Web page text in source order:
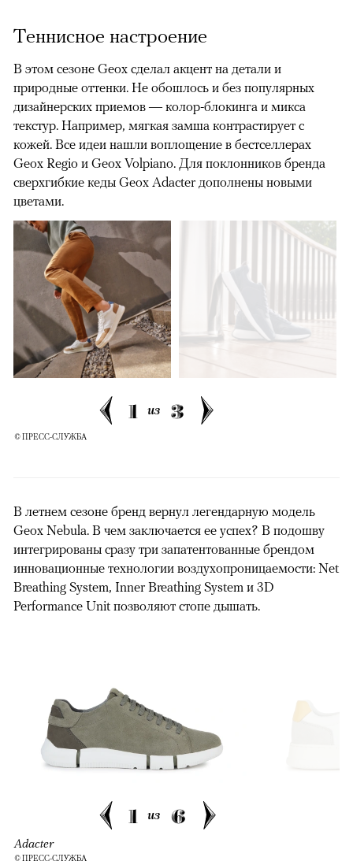
Теннисное настроение
В этом сезоне Geox сделал акцент на детали и
природные оттенки. Не обошлось и без популярных
дизайнерских приемов — колор-блокинга и микса
текстур. Например, мягкая замша контрастирует с
кожей. Все идеи нашли воплощение в бестселлерах
Geox Regio и Geox Volpiano. Для поклонников бренда
сверхгибкие кеды Geox Adacter дополнены новыми
цветами.
1 из 3
© ПРЕСС-СЛУЖБА
В летнем сезоне бренд вернул легендарную модель
Geox Nebula. В чем заключается ее успех? В подошву
интегрированы сразу три запатентованные брендом
инновационные технологии воздухопроницаемости: Net
Breathing System, Inner Breathing System и 3D
Performance Unit позволяют стопе дышать.
1 из 6
Adacter
© ПРЕСС-СЛУЖБА